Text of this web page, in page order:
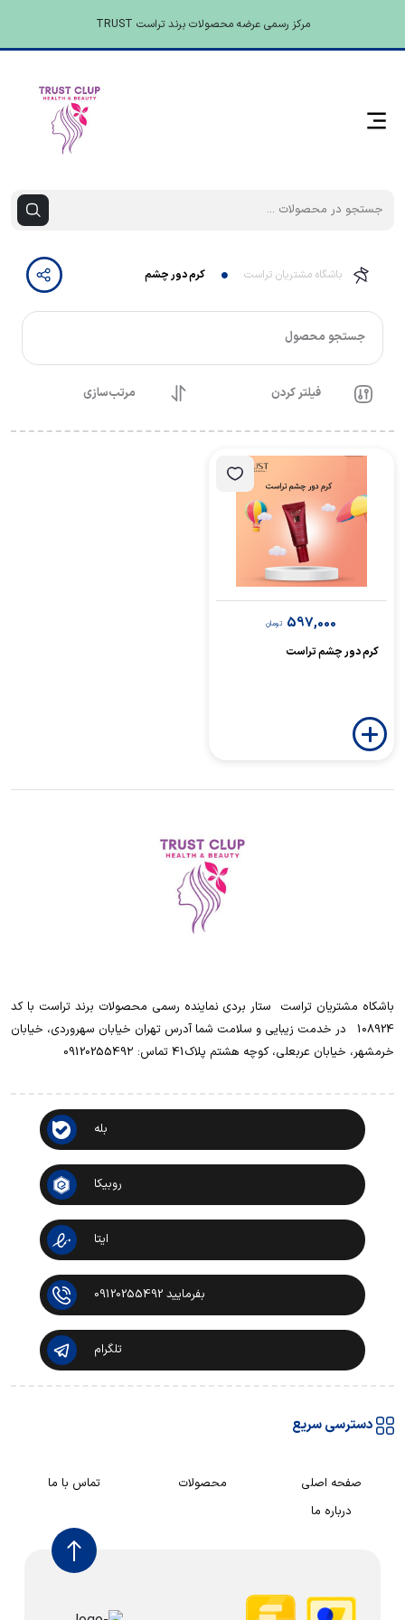
مرکز رسمی عرضه محصولات برند تراست TRUST
باشگاه مشتریان تراست کرم دور چشم
جستجو محصول
فیلتر کردن مرتب‌سازی
597,000 تومان
کرم دور چشم تراست
باشکاه مشتریان تراست ‌ ‌ستار بردی نماینده رسمی محصولات برند تراست با کد
108924 ‌ ‌ در خدمت زیبایی و سلامت شما آدرس تهران خیابان سهروردی، خیابان
خرمشهر، خیابان عربعلی، کوچه هشتم پلاک41 تماس: 0912025549۲
بله
روبیکا
ایتا
بفرمایید 09120255492
تلگرام
دسترسی سریع
صفحه اصلی محصولات
تماس با ما
درباره ما